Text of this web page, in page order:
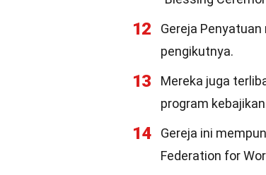
12
Gereja
pengikutnya.
13
Mereka juga
program
14
Gereja ini
Federation for